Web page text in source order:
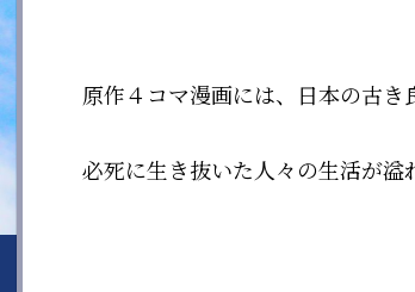
原作４コマ漫画には、日本の古き
必死に生き抜いた人々の生活が溢